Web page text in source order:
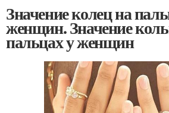
Значение колец на
женщин. Значение
пальцах у женщин